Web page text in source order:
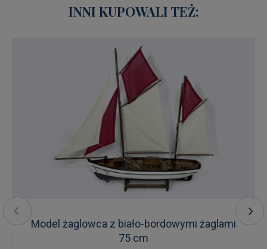
INNI KUPOWALI TEŻ:
Model żaglowca z biało-bordowymi żaglami
75 cm